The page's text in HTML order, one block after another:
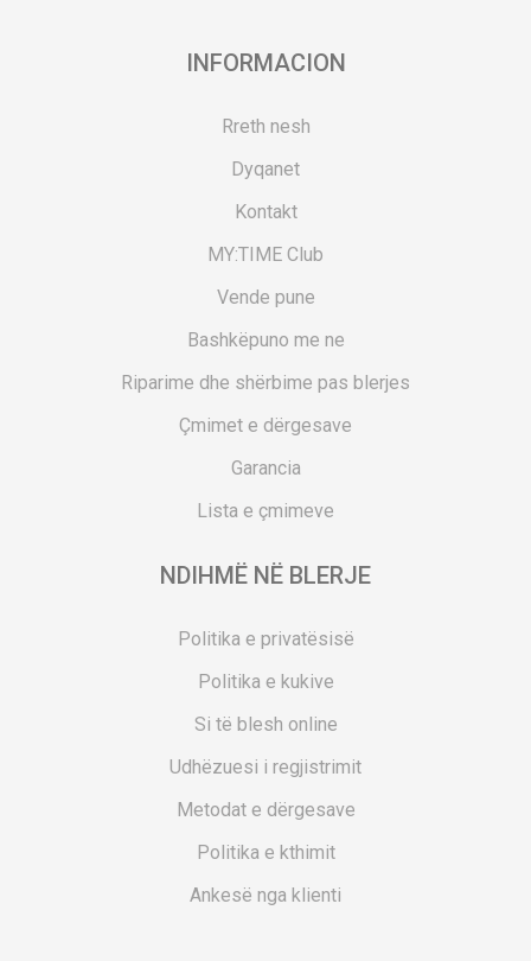
INFORMACION
Rreth nesh
Dyqanet
Kontakt
MY:TIME Club
Vende pune
Bashkëpuno me ne
Riparime dhe shërbime pas blerjes
Çmimet e dërgesave
Garancia
Lista e çmimeve
NDIHMË NË BLERJE
Politika e privatësisë
Politika e kukive
Si të blesh online
Udhëzuesi i regjistrimit
Metodat e dërgesave
Politika e kthimit
Ankesë nga klienti